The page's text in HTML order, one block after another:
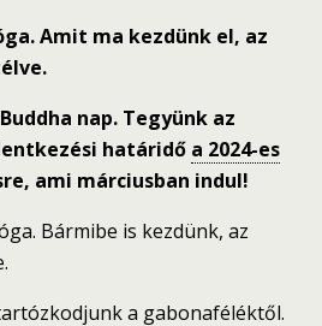
Amit ma kezdünk el, az
nap. Tegyünk az
határidő a 2024-es
ami márciusban indul!
Bármibe is kezdünk, az
a gabonaféléktől.